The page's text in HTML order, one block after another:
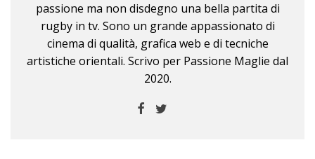
passione ma non disdegno una bella partita di
rugby in tv. Sono un grande appassionato di
cinema di qualità, grafica web e di tecniche
artistiche orientali. Scrivo per Passione Maglie dal
2020.